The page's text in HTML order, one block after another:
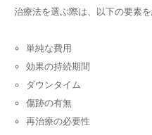
治療法を選ぶ際は、以下の要素
単純な費用
効果の持続期間
ダウンタイム
傷跡の有無
再治療の必要性